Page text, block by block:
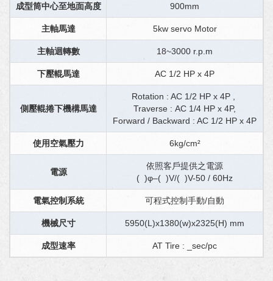
成型筒中心至地面高度 900mm
主軸馬達 5kw servo Motor
主軸迴轉數 18~3000 r.p.m
下壓輥馬達 AC 1/2 HP x 4P
側壓輥捲下機構馬達
Rotation : AC 1/2 HP x 4P ,
Traverse : AC 1/4 HP x 4P,
Forward / Backward : AC 1/2 HP x 4P
使用空氣壓力 6kg/cm²
電源
依照客戶提供之電源
( )φ–( )V/( )V-50 / 60Hz
電氣控制系統 可程式控制手動/自動
機械尺寸 5950(L)x1380(w)x2325(H) mm
成型速率 AT Tire : _sec/pc